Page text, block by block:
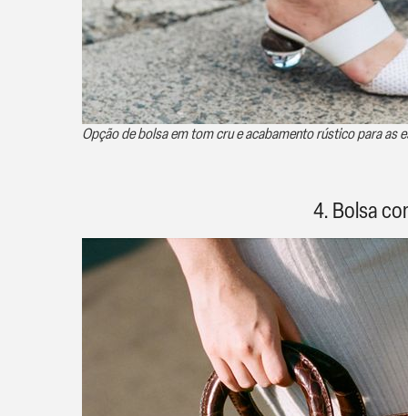
Opção de bolsa em tom cru e acabamento rústico para as
4. Bolsa